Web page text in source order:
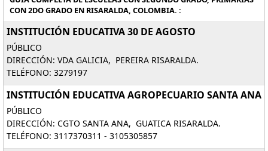
CON 2DO GRADO EN RISARALDA, COLOMBIA. :
INSTITUCIÓN EDUCATIVA 30 DE AGOSTO
PÚBLICO
DIRECCIÓN: VDA GALICIA, PEREIRA RISARALDA.
TELÉFONO: 3279197
INSTITUCIÓN EDUCATIVA AGROPECUARIO SANTA ANA
PÚBLICO
DIRECCIÓN: CGTO SANTA ANA, GUATICA RISARALDA.
TELÉFONO: 3117370311 - 3105305857